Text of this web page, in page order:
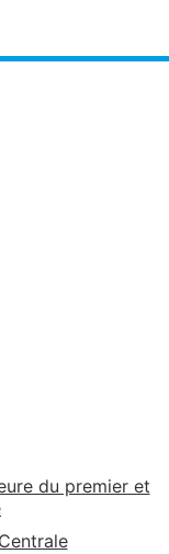
du premier et